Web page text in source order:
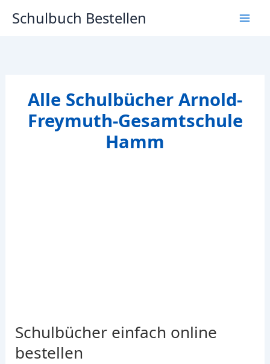
InhaltSchulbuch Bestellen
Alle Schulbücher Arnold-
Freymuth-Gesamtschule
Hamm
Schulbücher einfach online
bestellen